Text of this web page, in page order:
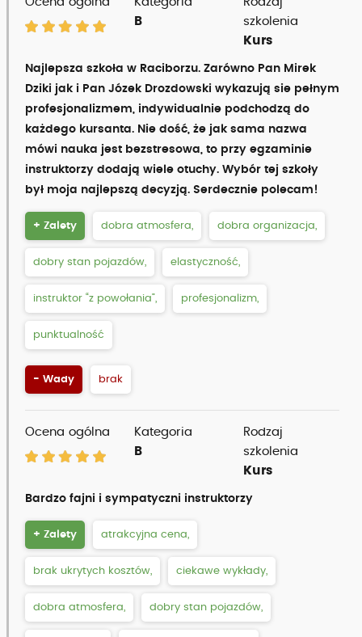
B
szkolenia
Kurs
Najlepsza szkoła w Raciborzu. Zarówno Pan Mirek
Dziki jak i Pan Józek Drozdowski wykazują sie pełnym
profesjonalizmem, indywidualnie podchodzą do
każdego kursanta. Nie dość, że jak sama nazwa
mówi nauka jest bezstresowa, to przy egzaminie
instruktorzy dodają wiele otuchy. Wybór tej szkoły
był moja najlepszą decyzją. Serdecznie polecam!
+ Zalety dobra atmosfera, dobra organizacja,
dobry stan pojazdów, elastyczność,
instruktor “z powołania”, profesjonalizm,
punktualność
- Wady brak
Ocena ogólna
Kategoria
B
Rodzaj
szkolenia
Kurs
Bardzo fajni i sympatyczni instruktorzy
+ Zalety atrakcyjna cena,
brak ukrytych kosztów, ciekawe wykłady,
dobra atmosfera, dobry stan pojazdów,